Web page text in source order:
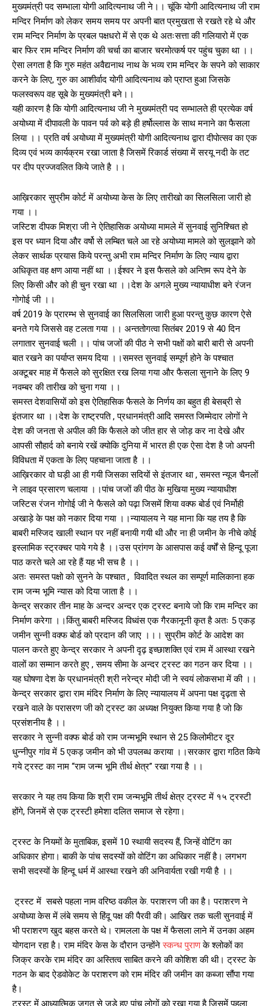
मुख्यमंत्री पद सम्भाला योगी आदित्यनाथ जी ने।। चूंकि योगी आदित्यनाथ जी राम
मन्दिर निर्माण को लेकर समय समय पर अपनी बात प्रमुखता से रखते रहे थे और
राम मन्दिर निर्माण के प्रबल पक्षधरो में से एक थे अतःसत्ता की गलियारो में एक
बार फिर राम मन्दिर निर्माण की चर्चा का बाजार चरमोत्कर्ष पर पहुंच चुका था ।।
ऐसा लगता है कि गुरु महंत अवैद्यनाथ नाथ के भव्य राम मन्दिर के सपने को साकार
करने के लिए, गुरु का आशीर्वाद योगी आदित्यनाथ को प्राप्त हुआ जिसके
फलस्वरूप वह सूबे के मुख्यमंत्री बने।।
यही कारण है कि योगी आदित्यनाथ जी ने मुख्यमंत्री पद सम्भालते ही प्रत्येक वर्ष
अयोध्या में दीपावली के पावन पर्व को बड़े ही हर्षोल्लास के साथ मनाने का फैसला
लिया ।। प्रति वर्ष अयोध्या में मुख्यमंत्री योगी आदित्यनाथ द्वारा दीपोत्सव का एक
दिव्य एवं भव्य कार्यक्रम रखा जाता है जिसमें रिकार्ड संख्या में सरयू नदी के तट
पर दीप प्रज्जवलित किये जाते है ।।
आख़िरकार सुप्रीम कोर्ट में अयोध्या केस के लिए तारीखो का सिलसिला जारी हो
गया ।।
जस्टिश दीपक मिश्रा जी ने ऐतिहासिक अयोध्या मामले में सुनवाई सुनिश्चित हो
इस पर ध्यान दिया और वर्षो से लम्बित चले आ रहे अयोध्या मामले को सुलझाने को
लेकर सार्थक प्रयास किये परन्तु अभी राम मन्दिर निर्माण के लिए न्याय द्वारा
अधिकृत वह क्षण आया नहीं था ।।ईश्वर ने इस फैसले को अन्तिम रूप देने के
लिए किसी और को ही चुन रखा था ।।देश के अगले मुख्य न्यायाधीश बने रंजन
गोगोई जी ।।
वर्ष 2019 के प्रारम्भ से सुनवाई का सिलसिला जारी हुआ परन्तु कुछ कारण ऐसे
बनते गये जिससे वह टलता गया ।। अन्ततोगत्वा सितंबर 2019 से 40 दिन
लगातार सुनवाई चली ।। पांच जजों की पीठ ने सभी पक्षों को बारी बारी से अपनी
बात रखने का पर्याप्त समय दिया ।।समस्त सुनवाई सम्पूर्ण होने के पश्चात
अक्टूबर माह में फैसले को सुरक्षित रख लिया गया और फैसला सुनाने के लिए 9
नवम्बर की तारीख को चुना गया ।।
समस्त देशवासियों को इस ऐतिहासिक फैसले के निर्णय का बहुत ही बेसब्री से
इंतजार था ।।देश के राष्ट्रपति , प्रधानमंत्री आदि समस्त जिम्मेदार लोगों ने
देश की जनता से अपील की कि फैसले को जीत हार से जोड़ कर ना देखे और
आपसी सौहार्द को बनाये रखें क्योकि दुनिया में भारत ही एक ऐसा देश है जो अपनी
विविधता में एकता के लिए पहचाना जाता है ।।
आख़िरकार वो घड़ी आ ही गयी जिसका सदियों से इंतजार था , समस्त न्यूज चैनलों
ने लाइव प्रसारण चलाया ।।पांच जजों की पीठ के मुखिया मुख्य न्यायाधीश
जस्टिस रंजन गोगोई जी ने फैसले को पढ़ा जिसमें शिया वक्फ बोर्ड एवं निर्मोही
अखाड़े के पक्ष को नकार दिया गया ।।न्यायालय ने यह माना कि यह तय है कि
बाबरी मस्जिद खाली स्थान पर नहीं बनायी गयी थी और ना ही जमीन के नीचे कोई
इस्लामिक स्ट्रक्चर पाये गये है ।।उस प्रांगण के आसपास कई वर्षों से हिन्दू पूजा
पाठ करते चले आ रहे हैं यह भी सच है ।।
अतः समस्त पक्षो को सुनने के पश्चात , विवादित स्थल का सम्पूर्ण मालिकाना हक
राम जन्म भूमि न्यास को दिया जाता है ।।
केन्द्र सरकार तीन माह के अन्दर अन्दर एक ट्रस्ट बनाये जो कि राम मन्दिर का
निर्माण करेगा ।।किंतु बाबरी मस्जिद विध्वंस एक गैरकानूनी कृत है अतः 5 एकड़
जमीन सुन्नी वक्फ बोर्ड को प्रदान की जाए ।।। सुप्रीम कोर्ट के आदेश का
पालन करते हुए केन्द्र सरकार ने अपनी दृढ़ इच्छाशक्ति एवं राम में आस्था रखने
वालों का सम्मान करते हुए , समय सीमा के अन्दर ट्रस्ट का गठन कर दिया ।।
यह घोषणा देश के प्रधानमंत्री श्री नरेन्द्र मोदी जी ने स्वयं लोकसभा में की ।।
केन्द्र सरकार द्वारा राम मंदिर निर्माण के लिए न्यायालय में अपना पक्ष दृढ़ता से
रखने वाले के परासरण जी को ट्रस्ट का अध्यक्ष नियुक्त किया गया है जो कि
प्रसंशनीय है ।।
सरकार ने सुन्नी वक्फ बोर्ड को राम जन्मभूमि स्थान से 25 किलोमीटर दूर
धुन्नीपुर गांव में 5 एकड़ जमीन को भी उपलब्ध कराया ।।सरकार द्वारा गठित किये
गये ट्रस्ट का नाम “राम जन्म भूमि तीर्थ क्षेत्र” रखा गया है ।।
सरकार ने यह तय किया कि श्री राम जन्मभूमि तीर्थ क्षेत्र ट्रस्ट में १५ ट्रस्टी
होंगे, जिनमें से एक ट्रस्टी हमेशा दलित समाज से रहेगा।
ट्रस्ट के नियमों के मुताबिक, इसमें 10 स्थायी सदस्य हैं, जिन्हें वोटिंग का
अधिकार होगा। बाकी के पांच सदस्यों को वोटिंग का अधिकार नहीं है। लगभग
सभी सदस्यों के हिन्दू धर्म में आस्था रखने की अनिवार्यता रखी गयी है ।।
ट्रस्ट में सबसे पहला नाम वरिष्ठ वकील के. पराशरण जी का है। पराशरण ने
अयोध्या केस में लंबे समय से हिंदू पक्ष की पैरवी की। आखिर तक चली सुनवाई में
भी पराशरण खुद बहस करते थे। रामलला के पक्ष में फैसला लाने में उनका अहम
योगदान रहा है। राम मंदिर केस के दौरान उन्होंनेस्कन्ध पुराणके श्लोकों का
जिक्र करके राम मंदिर का अस्तित्व साबित करने की कोशिश की थी। ट्रस्ट के
गठन के बाद ऐडवोकेट के पराशरण को राम मंदिर की जमीन का कब्जा सौंपा गया
है।
ट्रस्ट में आध्यात्मिक जगत से जुड़े हुए पांच लोगों को रखा गया है जिसमें पहला